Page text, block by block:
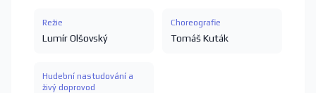
Režie
Lumír Olšovský
Choreografie
Tomáš Kuták
Hudební nastudování a
živý doprovod